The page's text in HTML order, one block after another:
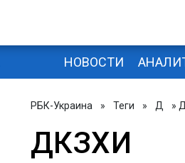
НОВОСТИ
РБК-Украина » Теги » Д »
ДКЗХИ